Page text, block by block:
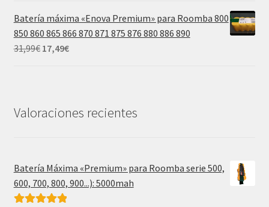
original
era:
actual
es:
Batería máxima «Enova Premium» para Roomba 800
850 860 865 866 870 871 875 876 880 886 890
31,99€ El
31,99€.
17,49€El
Valoraciones recientes
Batería Máxima «Premium» para Roomba serie 500,
600, 700, 800, 900...): 5000mah